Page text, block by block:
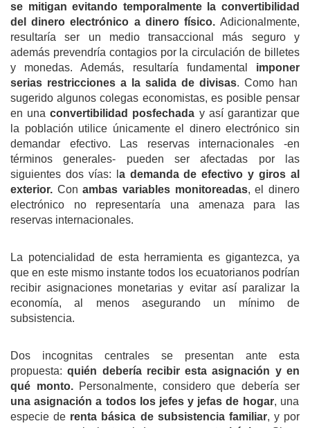
se mitigan evitando temporalmente la convertibilidad
del dinero electrónico a dinero físico. Adicionalmente,
resultaría ser un medio transaccional más seguro y
además prevendría contagios por la circulación de billetes
y monedas. Además, resultaría fundamental imponer
serias restricciones a la salida de divisas. Como han
sugerido algunos colegas economistas, es posible pensar
en unaconvertibilidad posfechada y así garantizar que
la población utilice únicamente el dinero electrónico sin
demandar efectivo. Las reservas internacionales -en
términos generales- pueden ser afectadas por las
siguientes dos vías: l a demanda de efectivo y giros al
exterior. Conambas variables monitoreadas, el dinero
electrónico no representaría una amenaza para las
reservas internacionales.
La potencialidad de esta herramienta es gigantezca, ya
que en este mismo instante todos los ecuatorianos podrían
recibir asignaciones monetarias y evitar así paralizar la
economía, al menos asegurando un mínimo de
subsistencia.
Dos incognitas centrales se presentan ante esta
propuesta:quién debería recibir esta asignación y en
qué monto.Personalmente, considero que debería ser
una asignación a todos los jefes y jefas de hogar, una
especie de renta básica de subsistencia familiar, y por